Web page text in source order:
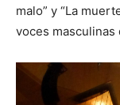
malo” y “La
voces